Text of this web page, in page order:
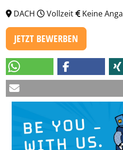
DACH
Vollzeit Keine
JETZT BEWERBEN